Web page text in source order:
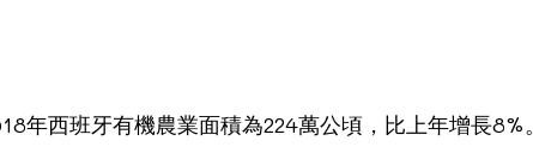
西班牙有機農業面積為224萬公頃，比上年增長8%。